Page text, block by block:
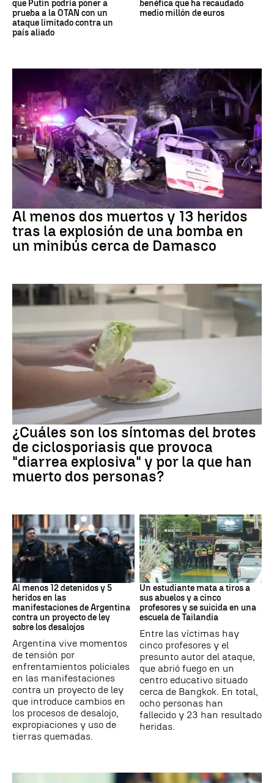
que Putin podría poner a
prueba a la OTAN con un
ataque limitado contra un
país aliado
benéfica que ha recaudado
medio millón de euros
Al menos dos muertos y 13 heridos
tras la explosión de una bomba en
un minibús cerca de Damasco
Brote
¿Cuáles son los síntomas del brotes
de ciclosporiasis que provoca
"diarrea explosiva" y por la que han
muerto dos personas?
Al menos 12 detenidos y 5
heridos en las
manifestaciones de Argentina
contra un proyecto de ley
sobre los desalojos
Argentina vive momentos
de tensión por
enfrentamientos policiales
en las manifestaciones
contra un proyecto de ley
que introduce cambios en
los procesos de desalojo,
expropiaciones y uso de
tierras quemadas.
Tailandia
Un estudiante mata a tiros a
sus abuelos y a cinco
profesores y se suicida en una
escuela de Tailandia
Entre las víctimas hay
cinco profesores y el
presunto autor del ataque,
que abrió fuego en un
centro educativo situado
cerca de Bangkok. En total,
ocho personas han
fallecido y 23 han resultado
heridas.